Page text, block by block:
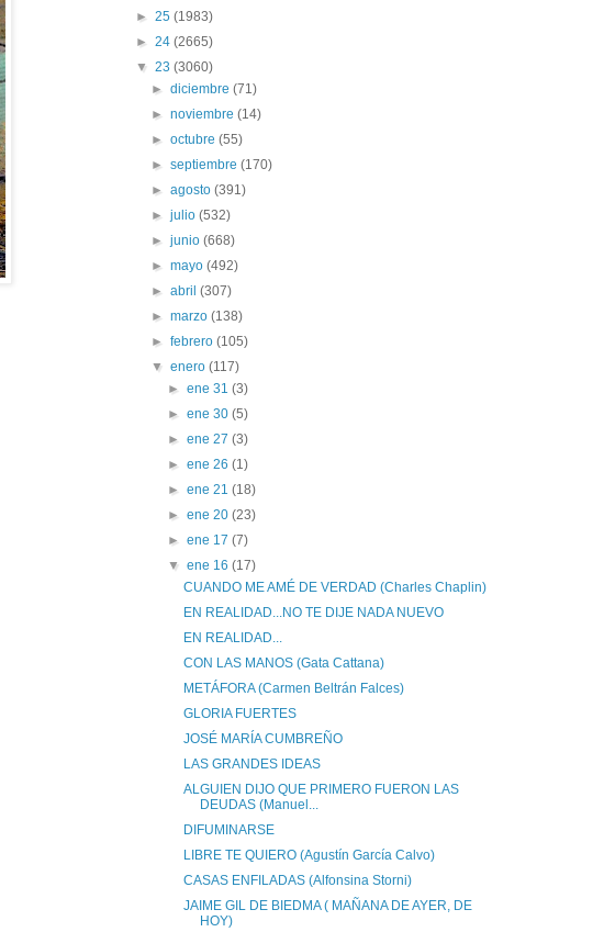
► 25 (1983)
► 24 (2665)
▼ 23 (3060)
►diciembre(71)
►noviembre(14)
►octubre(55)
►septiembre(170)
►agosto(391)
►julio(532)
►junio(668)
►mayo(492)
►abril(307)
►marzo(138)
►febrero(105)
▼enero(117)
► ene 31 (3)
► ene 30 (5)
► ene 27 (3)
► ene 26 (1)
► ene 21 (18)
► ene 20 (23)
► ene 17 (7)
▼ ene 16 (17)
CUANDO ME AMÉ DE VERDAD (Charles Chaplin)
EN REALIDAD...NO TE DIJE NADA NUEVO
EN REALIDAD...
CON LAS MANOS (Gata Cattana)
METÁFORA (Carmen Beltrán Falces)
GLORIA FUERTES
JOSÉ MARÍA CUMBREÑO
LAS GRANDES IDEAS
ALGUIEN DIJO QUE PRIMERO FUERON LAS
DEUDAS (Manuel...
DIFUMINARSE
LIBRE TE QUIERO (Agustín García Calvo)
CASAS ENFILADAS (Alfonsina Storni)
JAIME GIL DE BIEDMA ( MAÑANA DE AYER, DE
HOY)